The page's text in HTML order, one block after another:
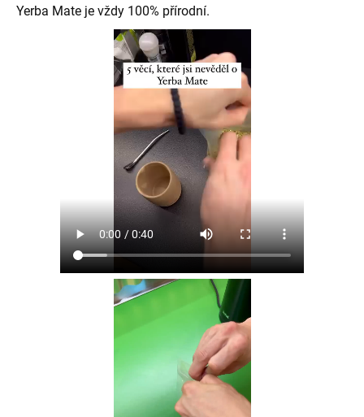
Yerba Mate je vždy 100% přírodní.